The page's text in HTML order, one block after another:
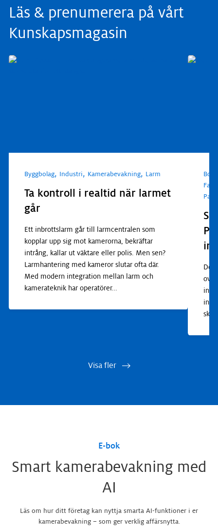
Läs & prenumerera på vårt
Kunskapsmagasin
Byggbolag, Industri, Kamerabevakning, Larm
Ta kontroll i realtid när larmet
går
Ett inbrottslarm går till larmcentralen som
kopplar upp sig mot kamerorna, bekräftar
intrång, kallar ut väktare eller polis. Men sen?
Larmhantering med kameror slutar ofta där.
Med modern integration mellan larm och
kamerateknik har operatörer...
ska
Visa fler
E-bok
Smart kamerabevakning med
AI
Läs om hur ditt företag kan nyttja smarta AI-funktioner i er
kamerabevakning – som ger verklig affärsnytta.